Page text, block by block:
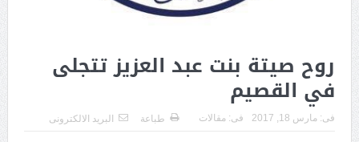
روح صيتة بنت عبد العزيز تتجلى
في القصيم
فى: مارس 18, 2017 فى: مقالات طباعة البريد الالكترونى